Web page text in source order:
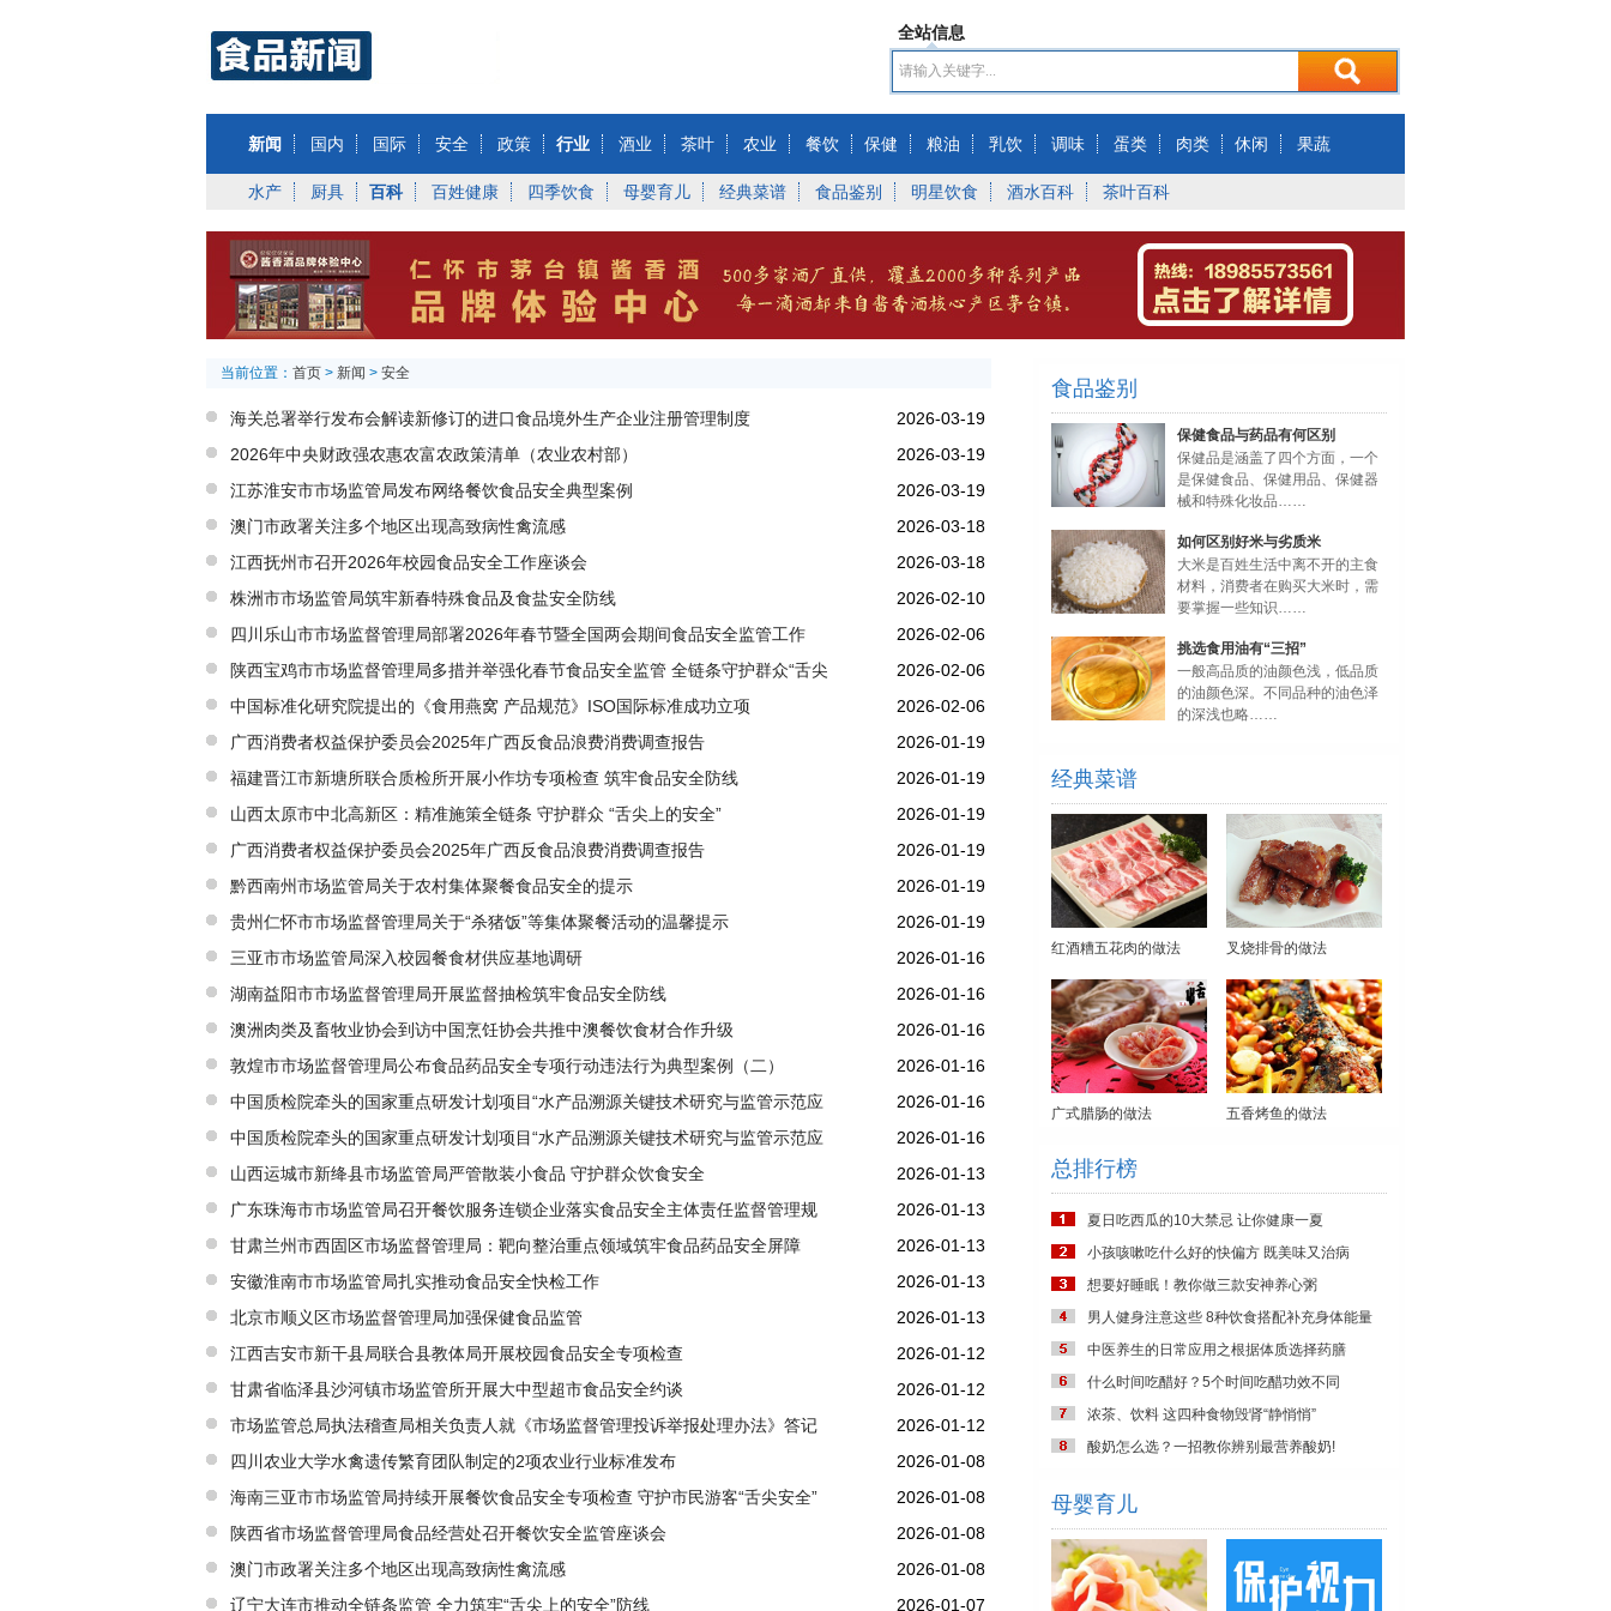
全站信息
新闻 国内 国际 安全 政策 行业 酒业 茶叶 农业 餐饮 保健 粮油 乳饮 调味 蛋类 肉类 休闲 果蔬
水产 厨具 百科 百姓健康 四季饮食 母婴育儿 经典菜谱 食品鉴别 明星饮食 酒水百科 茶叶百科
当前位置： 首页 > 新闻 > 安全
海关总署举行发布会解读新修订的进口食品境外生产企业注册管理制度
2026-03-19
2026年中央财政强农惠农富农政策清单（农业农村部）
2026-03-19
江苏淮安市市场监管局发布网络餐饮食品安全典型案例
2026-03-19
澳门市政署关注多个地区出现高致病性禽流感
2026-03-18
江西抚州市召开2026年校园食品安全工作座谈会
2026-03-18
株洲市市场监管局筑牢新春特殊食品及食盐安全防线
2026-02-10
四川乐山市市场监督管理局部署2026年春节暨全国两会期间食品安全监管工作
2026-02-06
陕西宝鸡市市场监督管理局多措并举强化春节食品安全监管 全链条守护群众“舌尖
上的年味”
2026-02-06
中国标准化研究院提出的《食用燕窝 产品规范》ISO国际标准成功立项
2026-02-06
广西消费者权益保护委员会2025年广西反食品浪费消费调查报告
2026-01-19
福建晋江市新塘所联合质检所开展小作坊专项检查 筑牢食品安全防线
2026-01-19
山西太原市中北高新区：精准施策全链条 守护群众 “舌尖上的安全”
2026-01-19
广西消费者权益保护委员会2025年广西反食品浪费消费调查报告
2026-01-19
黔西南州市场监管局关于农村集体聚餐食品安全的提示
2026-01-19
贵州仁怀市市场监督管理局关于“杀猪饭”等集体聚餐活动的温馨提示
2026-01-19
三亚市市场监管局深入校园餐食材供应基地调研
2026-01-16
湖南益阳市市场监督管理局开展监督抽检筑牢食品安全防线
2026-01-16
澳洲肉类及畜牧业协会到访中国烹饪协会共推中澳餐饮食材合作升级
2026-01-16
敦煌市市场监督管理局公布食品药品安全专项行动违法行为典型案例（二）
2026-01-16
中国质检院牵头的国家重点研发计划项目“水产品溯源关键技术研究与监管示范应
用”下设课题顺利通过绩效评价
2026-01-16
中国质检院牵头的国家重点研发计划项目“水产品溯源关键技术研究与监管示范应
用”下设课题顺利通过绩效评价
2026-01-16
山西运城市新绛县市场监管局严管散装小食品 守护群众饮食安全
2026-01-13
广东珠海市市场监管局召开餐饮服务连锁企业落实食品安全主体责任监督管理规
定宣贯会
2026-01-13
甘肃兰州市西固区市场监督管理局：靶向整治重点领域筑牢食品药品安全屏障
2026-01-13
安徽淮南市市场监管局扎实推动食品安全快检工作
2026-01-13
北京市顺义区市场监督管理局加强保健食品监管
2026-01-13
江西吉安市新干县局联合县教体局开展校园食品安全专项检查
2026-01-12
甘肃省临泽县沙河镇市场监管所开展大中型超市食品安全约谈
2026-01-12
市场监管总局执法稽查局相关负责人就《市场监督管理投诉举报处理办法》答记
者问
2026-01-12
四川农业大学水禽遗传繁育团队制定的2项农业行业标准发布
2026-01-08
海南三亚市市场监管局持续开展餐饮食品安全专项检查 守护市民游客“舌尖安全”
2026-01-08
陕西省市场监督管理局食品经营处召开餐饮安全监管座谈会
2026-01-08
澳门市政署关注多个地区出现高致病性禽流感
2026-01-08
辽宁大连市推动全链条监管 全力筑牢“舌尖上的安全”防线
2026-01-07
食品鉴别
保健食品与药品有何区别
保健品是涵盖了四个方面，一个
是保健食品、保健用品、保健器
械和特殊化妆品……
如何区别好米与劣质米
大米是百姓生活中离不开的主食
材料，消费者在购买大米时，需
要掌握一些知识……
挑选食用油有“三招”
一般高品质的油颜色浅，低品质
的油颜色深。不同品种的油色泽
的深浅也略……
经典菜谱
红酒糟五花肉的做法 叉烧排骨的做法
广式腊肠的做法 五香烤鱼的做法
总排行榜
夏日吃西瓜的10大禁忌 让你健康一夏
小孩咳嗽吃什么好的快偏方 既美味又治病
想要好睡眠！教你做三款安神养心粥
男人健身注意这些 8种饮食搭配补充身体能量
中医养生的日常应用之根据体质选择药膳
什么时间吃醋好？5个时间吃醋功效不同
浓茶、饮料 这四种食物毁肾“静悄悄”
酸奶怎么选？一招教你辨别最营养酸奶!
母婴育儿